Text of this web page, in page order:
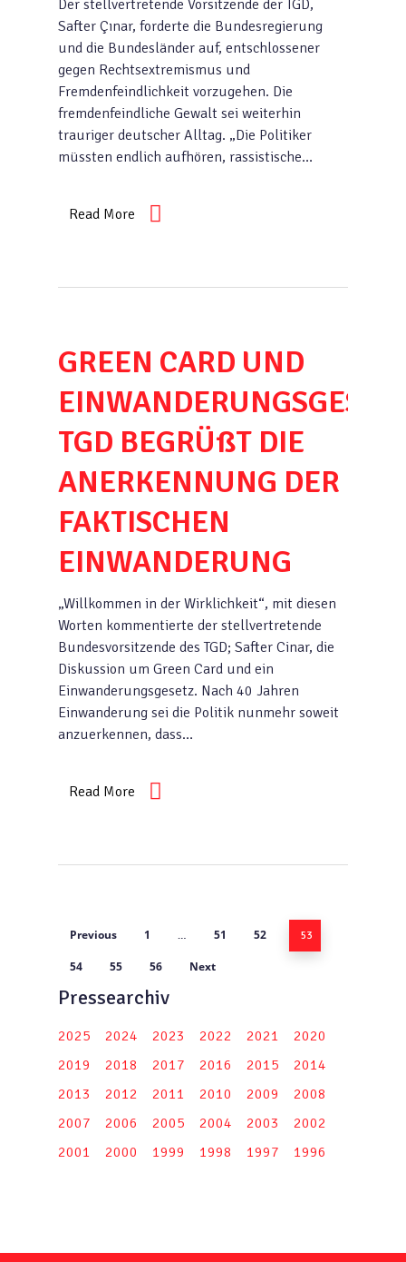
Der stellvertretende Vorsitzende der TGD,
Safter Çınar, forderte die Bundes­regierung
und die Bundesländer auf, entschlossener
gegen Rechtsextremismus und
Fremdenfeindlichkeit vorzugehen. Die
fremdenfeindliche Gewalt sei weiterhin
trauriger deutscher Alltag. „Die Politiker
müssten endlich aufhören, rassistische…
Read More
GREEN CARD UND
TGD BEGRÜßT DIE
ANERKENNUNG DER
FAKTISCHEN
EINWANDERUNG
„Willkommen in der Wirklichkeit“, mit diesen
Worten kommentierte der stellvertretende
Bundesvorsitzende des TGD; Safter Cinar, die
Diskussion um Green Card und ein
Einwanderungsgesetz. Nach 40 Jahren
Einwanderung sei die Politik nunmehr soweit
anzuerkennen, dass…
Read More
Previous 1 … 51 52 53
54 55 56 Next
Pressearchiv
2025 2024 2023 2022 2021
2020
2019
2018 2017 2016 2015
2014
2013
2012 2011 2010 2009
2008
2007
2006 2005 2004 2003
2002
2001
2000 1999 1998 1997 1996